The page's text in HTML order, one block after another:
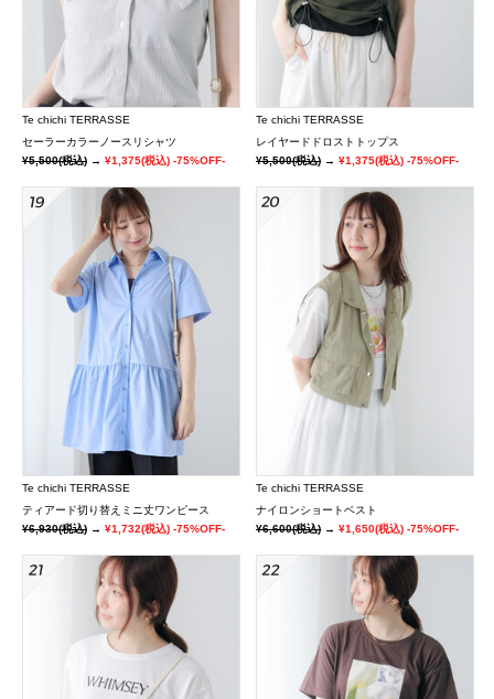
Te chichi TERRASSE
セーラーカラーノースリシャツ
¥5,500(税込) → ¥1,375(税込) -75%OFF-
Te chichi TERRASSE
レイヤードドロストトップス
¥5,500(税込)→¥1,375(税込) -75%OFF-
Te chichi TERRASSE
ティアード切り替えミニ丈ワンピース
¥6,930(税込) → ¥1,732(税込) -75%OFF-
Te chichi TERRASSE
ナイロンショートベスト
¥6,600(税込)→¥1,650(税込) -75%OFF-